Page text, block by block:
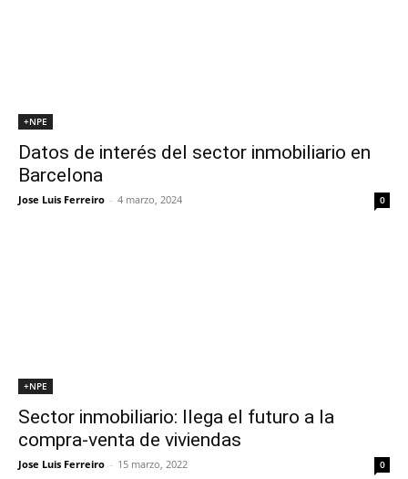
+NPE
Datos de interés del sector inmobiliario en
Barcelona
Jose Luis Ferreiro - 4 marzo, 2024 0
+NPE
Sector inmobiliario: llega el futuro a la
compra-venta de viviendas
Jose Luis Ferreiro - 15 marzo, 2022 0